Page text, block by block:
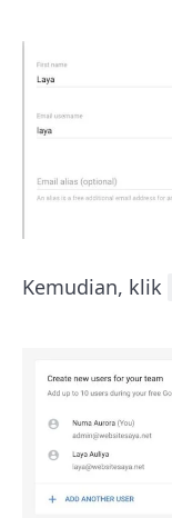
Kemudian, klik